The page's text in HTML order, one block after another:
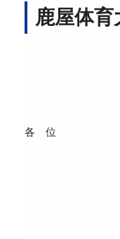
鹿屋体
各 位